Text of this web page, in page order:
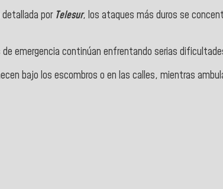
por Telesur, los ataques más duros se
emergencia continúan enfrentando serias
bajo los escombros o en las calles, mientras